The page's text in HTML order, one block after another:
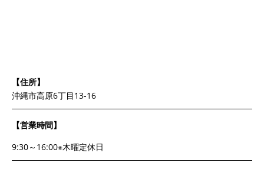
【住所】
沖縄市高原6丁目13-16
【営業時間】
9:30～16:00※木曜定休日